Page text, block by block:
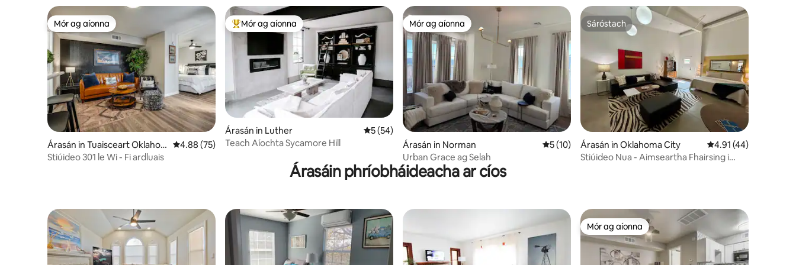
Mór ag aíonna
Mór ag aíonna
Árasán in Tuaisceart Oklaho
ma City
Meánrátáil 4.88 as 5, 75 léirmheas
4.88 (75)
Stiúideo 301 le Wi - Fi ardluais
An-mhór ag aíonna
Mór ag aíonna
Árasán in Luther Meánrátáil 5 as 5, 54 léirmheas
5 (54)
Teach Aíochta Sycamore Hill
Mór ag aíonna
Mór ag aíonna
Árasán in Norman Meánrátáil 5 as 5, 10 léirmheas
5 (10)
Urban Grace ag Selah
Sáróstach
Sáróstach
Árasán in Oklahoma City Meánrátáil 4.91 as 5,
4.91 (44)
Stiúideo Nua - Aimseartha Fhairsing i
Árasáin phríobháideacha ar cíos
Mór ag aíonna
Mór ag aíonna